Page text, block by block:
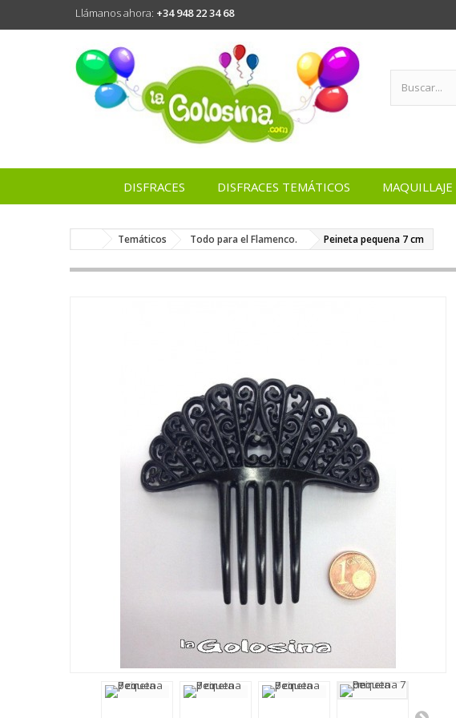
Llámanos ahora: +34 948 22 34 68
DISFRACES DISFRACES TEMÁTICOS MAQUILLAJE
Temáticos Todo para el Flamenco. Peineta pequena 7 cm